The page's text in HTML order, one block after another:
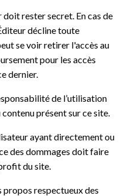
doit rester secret. En cas de
décline toute
se voir retirer l'accès au
pour les accès
dernier.
de l’utilisation
présent sur ce site.
ayant directement ou
des dommages doit faire
du site.
propos respectueux des